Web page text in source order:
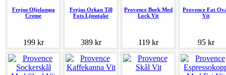
Frejus Oljelampa
Creme
199 kr
Frejus Orkan Till
Fots Ljusstake
389 kr
Provence Burk Med
Lock Vit
119 kr
Provence Fat
Vit
95 kr